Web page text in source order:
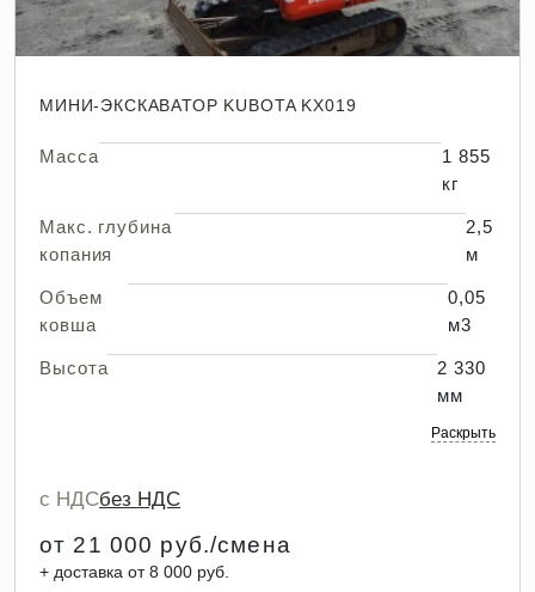
МИНИ-ЭКСКАВАТОР KUBOTA KX019
Масса
1 855
кг
Макс. глубина
копания
2,5
м
Объем
ковша
0,05
м3
Высота
2 330
мм
Раскрыть
с НДСбез НДС
от 21 000 руб./смена
+ доставка от 8 000 руб.